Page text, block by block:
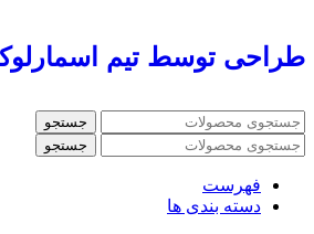
طراحی توسط تیم
جستجو
جستجو
فهرست
دسته بندی ها